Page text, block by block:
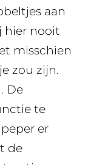
aan
hier nooit
misschien
zou zijn.
De
te
er
de